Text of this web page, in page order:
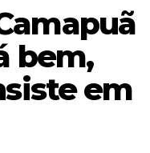
bem,
em